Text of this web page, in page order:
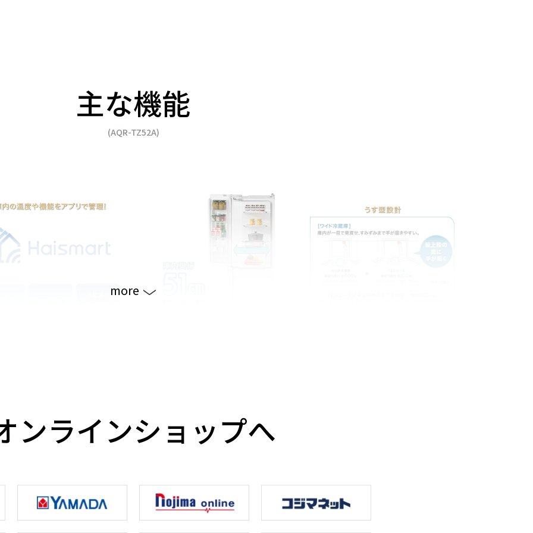
主な機能
(AQR-TZ52A)
more
ンラインショップへ